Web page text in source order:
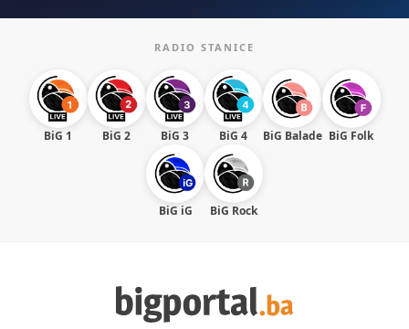
RADIO STANICE
BiG 1 BiG 2 BiG 3 BiG 4 BiG Balade BiG Folk
BiG iG BiG Rock